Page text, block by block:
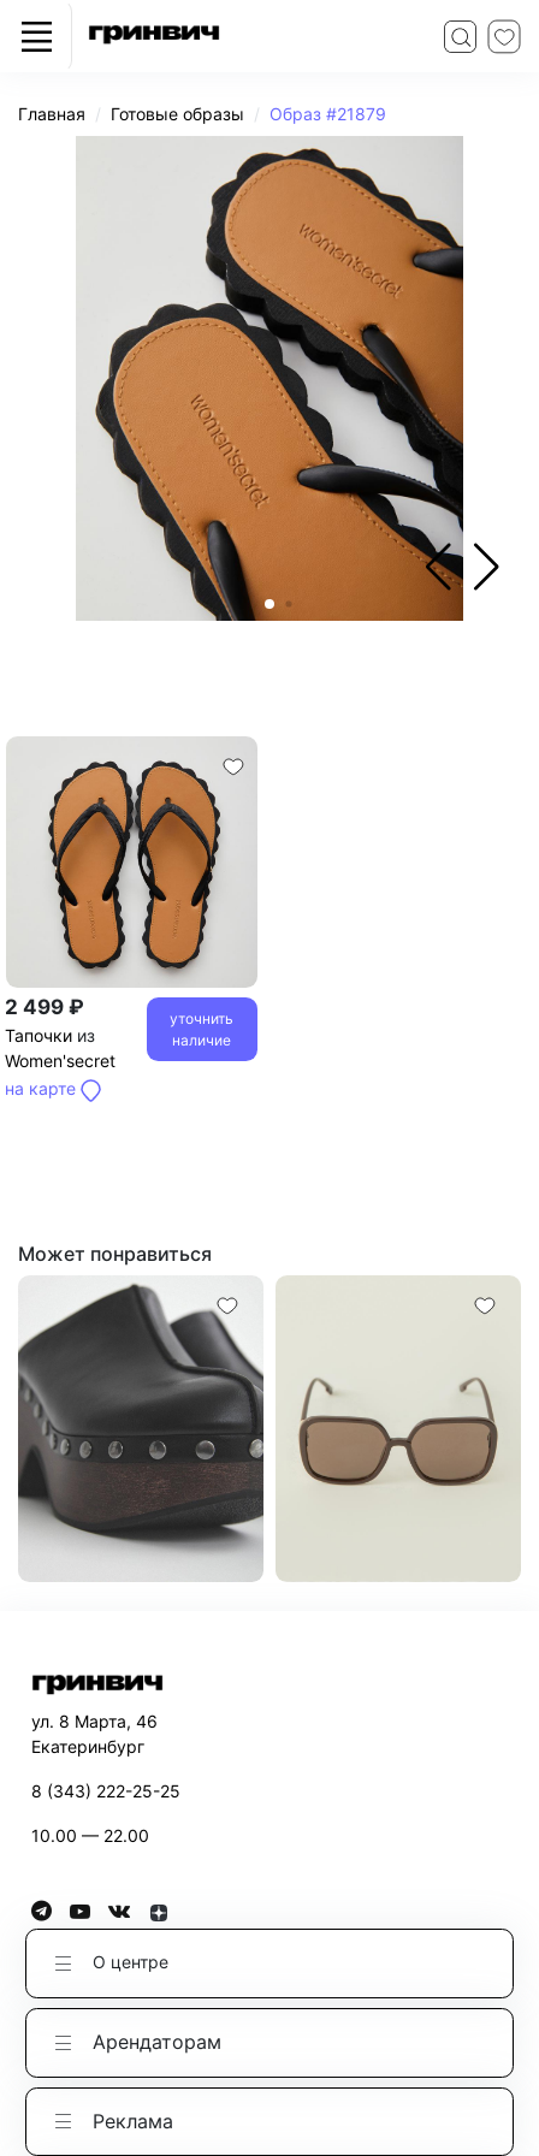
Главная Готовые образы Образ #21879
2 499 ₽
Тапочки из
Women'secret
на карте
уточнить
наличие
Может понравиться
ул. 8 Марта, 46
Екатеринбург
8 (343) 222-25-25
10.00 — 22.00
О центре
Арендаторам
Реклама